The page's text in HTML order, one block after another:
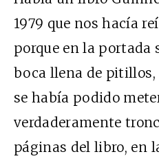
1979 que nos hacía
porque en la portada
boca llena de
se había podido
verdaderamente
páginas del libro, en